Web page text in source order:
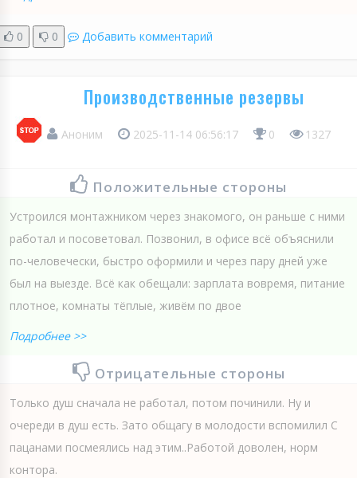
0 0 Добавить комментарий
Производственные резервы
Аноним 2025-11-14 06:56:17 0 1327
Положительные стороны
Устроился монтажником через знакомого, он раньше с ними
работал и посоветовал. Позвонил, в офисе всё объяснили
по-человечески, быстро оформили и через пару дней уже
был на выезде. Всё как обещали: зарплата вовремя, питание
плотное, комнаты тёплые, живём по двое
Подробнее >>
Отрицательные стороны
Только душ сначала не работал, потом починили. Ну и
очереди в душ есть. Зато общагу в молодости вспомилил С
пацанами посмеялись над этим..Работой доволен, норм
контора.